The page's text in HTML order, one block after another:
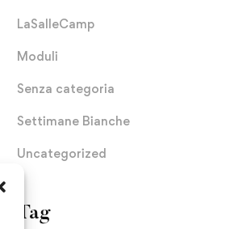
LaSalleCamp
Moduli
Senza categoria
Settimane Bianche
Uncategorized
Tag